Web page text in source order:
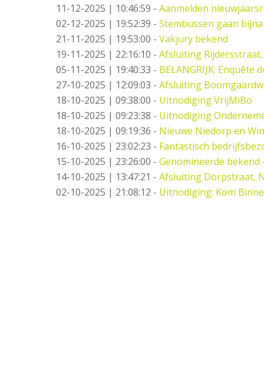
11-12-2025 | 10:46:59 - Aanmelden
02-12-2025 | 19:52:39 - Stembussen gaan
21-11-2025 | 19:53:00 - Vakjury bekend
19-11-2025 | 22:16:10 - Afsluiting
05-11-2025 | 19:40:33 - BELANGRIJK:
27-10-2025 | 12:09:03 - Afsluiting
18-10-2025 | 09:38:00 - Uitnodiging VrijMiBo
18-10-2025 | 09:23:38 - Uitnodiging
18-10-2025 | 09:19:36 - Nieuwe Niedorp en
16-10-2025 | 23:02:23 - Fantastisch
15-10-2025 | 23:26:00 - Genomineerde bekend
14-10-2025 | 13:47:21 - Afsluiting Dorpstraat,
02-10-2025 | 21:08:12 - Uitnodiging: Kom